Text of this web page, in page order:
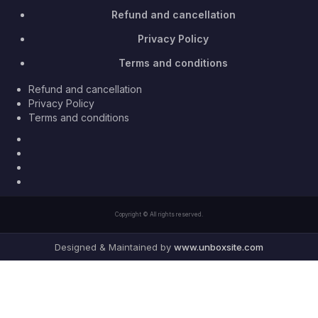
Refund and cancellation
Privacy Policy
Terms and conditions
Refund and cancellation
Privacy Policy
Terms and conditions
Copyright © All rights reserved.
Designed & Maintained by www.unboxsite.com